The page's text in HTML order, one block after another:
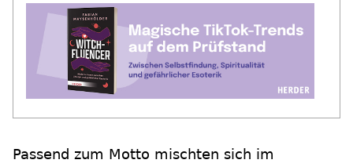
Passend zum Motto mischten sich im